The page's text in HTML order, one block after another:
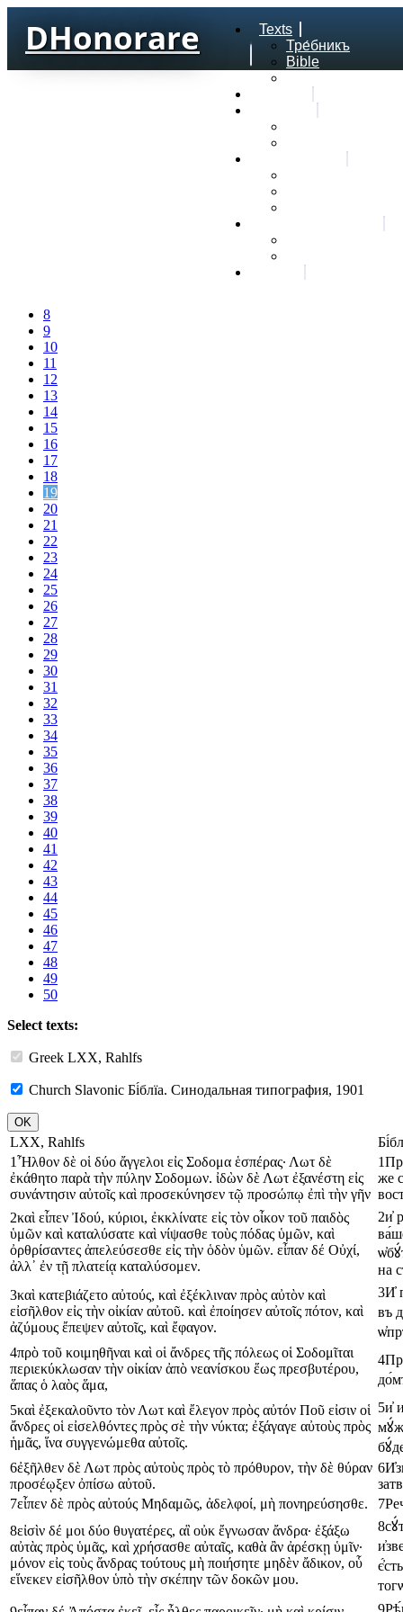
DHonorare
Texts
Тре́бникъ
Bible
8
9
10
11
12
13
14
15
16
17
18
19
20
21
22
23
24
25
26
27
28
29
30
31
32
33
34
35
36
37
38
39
40
41
42
43
44
45
46
47
48
49
50
Select texts:
Greek LXX, Rahlfs
Church Slavonic Бі́блїа. Синодальная типография, 1901
LXX, Rahlfs
1Ἦλθον δὲ οἱ δύο ἄγγελοι εἰς Σοδομα ἑσπέρας· Λωτ δὲ
ἐκάθητο παρὰ τὴν πύλην Σοδομων. ἰδὼν δὲ Λωτ ἐξανέστη εἰς
συνάντησιν αὐτοῖς καὶ προσεκύνησεν τῷ προσώπῳ ἐπὶ τὴν γῆν
1
же
2καὶ εἶπεν Ἰδού, κύριοι, ἐκκλίνατε εἰς τὸν οἶκον τοῦ παιδὸς
ὑμῶν καὶ καταλύσατε καὶ νίψασθε τοὺς πόδας ὑμῶν, καὶ
ὀρθρίσαντες ἀπελεύσεσθε εἰς τὴν ὁδὸν ὑμῶν. εἶπαν δέ Οὐχί,
ἀλλ᾿ ἐν τῇ πλατείᾳ καταλύσομεν.
2и҆
на
3καὶ κατεβιάζετο αὐτούς, καὶ ἐξέκλιναν πρὸς αὐτὸν καὶ
εἰσῆλθον εἰς τὴν οἰκίαν αὐτοῦ. καὶ ἐποίησεν αὐτοῖς πότον, καὶ
ἀζύμους ἔπεψεν αὐτοῖς, καὶ ἔφαγον.
3И҆
въ
4πρὸ τοῦ κοιμηθῆναι καὶ οἱ ἄνδρες τῆς πόλεως οἱ Σοδομῖται
περιεκύκλωσαν τὴν οἰκίαν ἀπὸ νεανίσκου ἕως πρεσβυτέρου,
ἅπας ὁ λαὸς ἅμα,
4
5καὶ ἐξεκαλοῦντο τὸν Λωτ καὶ ἔλεγον πρὸς αὐτόν Ποῦ εἰσιν οἱ
ἄνδρες οἱ εἰσελθόντες πρὸς σὲ τὴν νύκτα; ἐξάγαγε αὐτοὺς πρὸς
ἡμᾶς, ἵνα συγγενώμεθα αὐτοῖς.
5и҆
6ἐξῆλθεν δὲ Λωτ πρὸς αὐτοὺς πρὸς τὸ πρόθυρον, τὴν δὲ θύραν
προσέῳξεν ὀπίσω αὐτοῦ.
6
7εἶπεν δὲ πρὸς αὐτούς Μηδαμῶς, ἀδελφοί, μὴ πονηρεύσησθε. 7
8εἰσὶν δέ μοι δύο θυγατέρες, αἳ οὐκ ἔγνωσαν ἄνδρα· ἐξάξω
αὐτὰς πρὸς ὑμᾶς, καὶ χρήσασθε αὐταῖς, καθὰ ἂν ἀρέσκῃ ὑμῖν·
μόνον εἰς τοὺς ἄνδρας τούτους μὴ ποιήσητε μηδὲν ἄδικον, οὗ
εἵνεκεν εἰσῆλθον ὑπὸ τὴν σκέπην τῶν δοκῶν μου.
8
є҆́сть
9